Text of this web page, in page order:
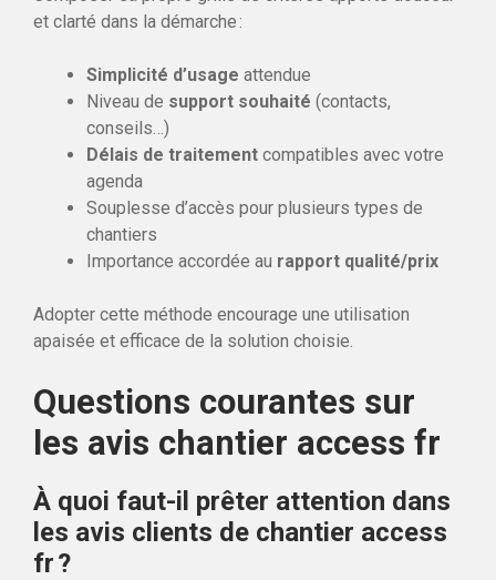
et clarté dans la démarche :
Simplicité d’usage attendue
Niveau de support souhaité (contacts,
conseils…)
Délais de traitement compatibles avec votre
agenda
Souplesse d’accès pour plusieurs types de
chantiers
Importance accordée au rapport qualité/prix
Adopter cette méthode encourage une utilisation
apaisée et efficace de la solution choisie.
Questions courantes sur
les avis chantier access fr
À quoi faut-il prêter attention dans
les avis clients de chantier access
fr ?